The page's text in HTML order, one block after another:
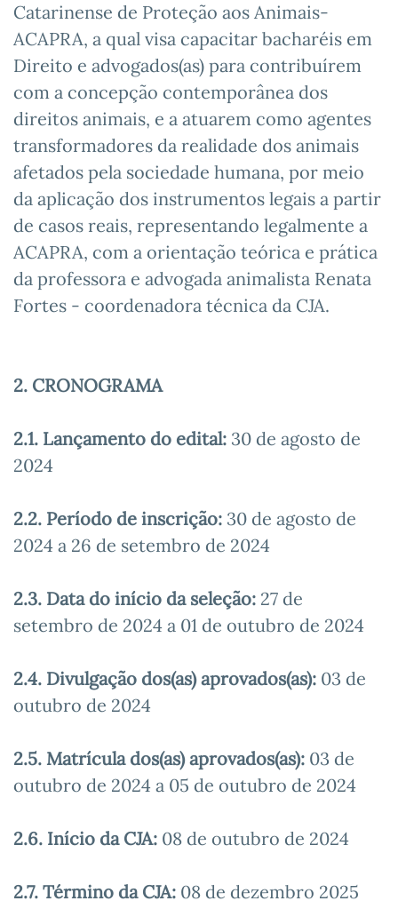
Catarinense de Proteção aos Animais-
ACAPRA, a qual visa capacitar bacharéis em
Direito e advogados(as) para contribuírem
com a concepção contemporânea dos
direitos animais, e a atuarem como agentes
transformadores da realidade dos animais
afetados pela sociedade humana, por meio
da aplicação dos instrumentos legais a partir
de casos reais, representando legalmente a
ACAPRA, com a orientação teórica e prática
da professora e advogada animalista Renata
Fortes - coordenadora técnica da CJA.
2. CRONOGRAMA
2.1. Lançamento do edital: 30 de agosto de
2024
2.2. Período de inscrição: 30 de agosto de
2024 a 26 de setembro de 2024
2.3. Data do início da seleção: 27 de
setembro de 2024 a 01 de outubro de 2024
2.4. Divulgação dos(as) aprovados(as): 03 de
outubro de 2024
2.5. Matrícula dos(as) aprovados(as): 03 de
outubro de 2024 a 05 de outubro de 2024
2.6. Início da CJA: 08 de outubro de 2024
2.7. Término da CJA: 08 de dezembro 2025